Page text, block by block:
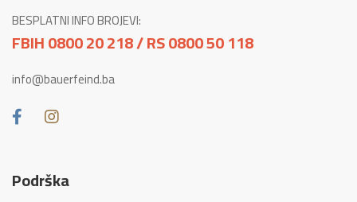
BESPLATNI INFO BROJEVI:
FBIH 0800 20 218 / RS 0800 50 118
info@bauerfeind.ba
Podrška